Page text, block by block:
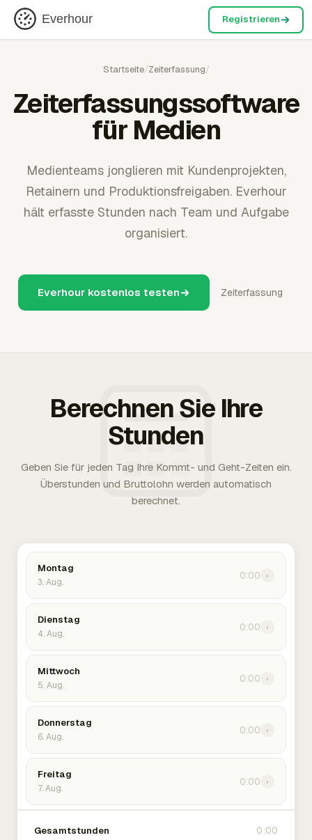
Everhour Registrieren
Startseite/Zeiterfassung/
Zeiterfassungssoftware
für Medien
Medienteams jonglieren mit Kundenprojekten,
Retainern und Produktionsfreigaben. Everhour
hält erfasste Stunden nach Team und Aufgabe
organisiert.
Everhour kostenlos testen Zeiterfassung
Berechnen Sie Ihre
Stunden
Geben Sie für jeden Tag Ihre Kommt- und Geht-Zeiten ein.
Überstunden und Bruttolohn werden automatisch
berechnet.
Montag
3. Aug.
0:00 ›
Dienstag
4. Aug.
0:00 ›
Mittwoch
5. Aug.
0:00 ›
Donnerstag
6. Aug.
0:00 ›
Freitag
7. Aug.
0:00 ›
Gesamtstunden 0:00